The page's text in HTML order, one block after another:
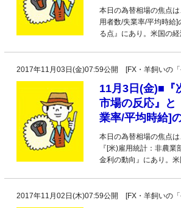
本日の為替相場の焦点
用者数/失業率/平均時給
る点』にあり。米国の
2017年11月03日(金)07:59公開 [FX・羊飼いの「
11月3日(金)■『
市場の反応』と
業率/平均時給]
本日の為替相場の焦点
『[米)雇用統計：非農
金利の動向』にあり。
2017年11月02日(木)07:59公開 [FX・羊飼いの「